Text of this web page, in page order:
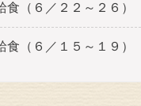
食（６／２２～２６）
食（６／１５～１９）